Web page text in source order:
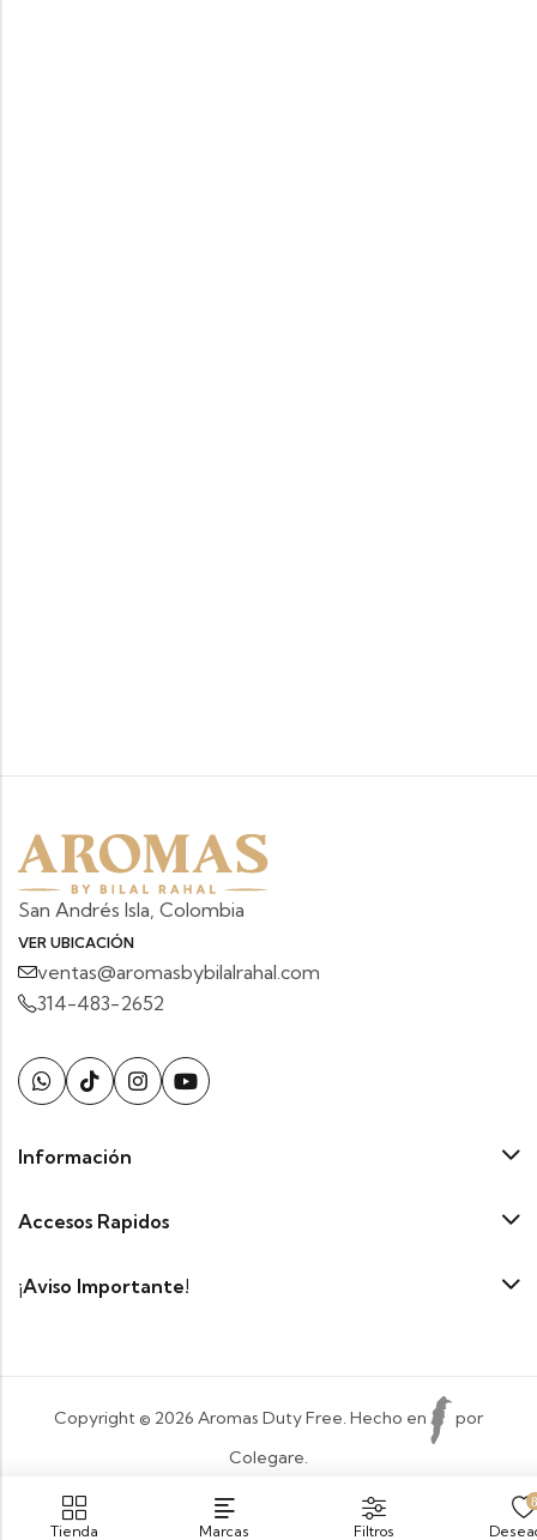
San Andrés Isla, Colombia
VER UBICACIÓN
ventas@aromasbybilalrahal.com
314-483-2652
Información
Accesos Rapidos
¡Aviso Importante!
Copyright © 2026 Aromas Duty Free. Hecho en
por
Colegare.
Payment:
Tienda Marcas Filtros